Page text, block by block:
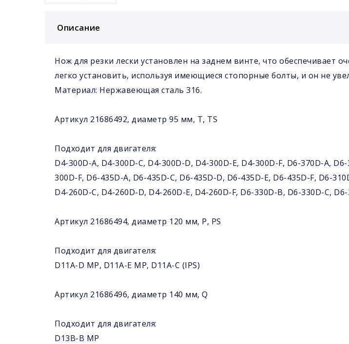
Описание
Нож для резки лески установлен на заднем винте, что обеспечивает
легко установить, используя имеющиеся стопорные болты, и он не
Материал: Нержавеющая сталь 316.
Артикул 21686492, диаметр 95 мм, T, TS
Подходит для двигателя:
D4-300D-A, D4-300D-C, D4-300D-D, D4-300D-E, D4-300D-F, D6-370D-A,
300D-F, D6-435D-A, D6-435D-C, D6-435D-D, D6-435D-E, D6-435D-F, D6-
D4-260D-C, D4-260D-D, D4-260D-E, D4-260D-F, D6-330D-B, D6-330D-C,
Артикул 21686494, диаметр 120 мм, P, PS
Подходит для двигателя:
D11A-D MP, D11A-E MP, D11A-C (IPS)
Артикул 21686496, диаметр 140 мм, Q
Подходит для двигателя:
D13B-B MP